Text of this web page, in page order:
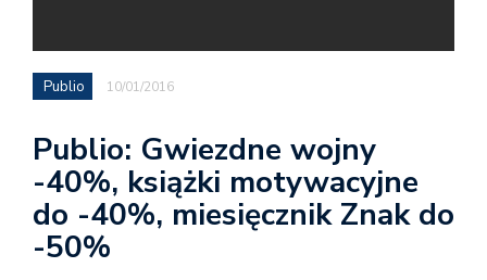
Publio 10/01/2016
Publio: Gwiezdne wojny
-40%, książki motywacyjne
do -40%, miesięcznik Znak do
-50%